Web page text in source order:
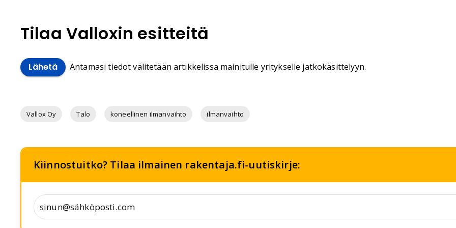
Tilaa Valloxin esitteitä
Lähetä Antamasi tiedot välitetään artikkelissa mainitulle yritykselle jatkokäsittelyyn.
Vallox Oy Talo koneellinen ilmanvaihto ilmanvaihto
Kiinnostuitko? Tilaa ilmainen rakentaja.fi-uutiskirje: